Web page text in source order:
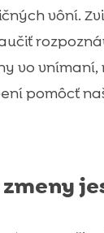
vôní.
vo vnímaní,
pomôcť